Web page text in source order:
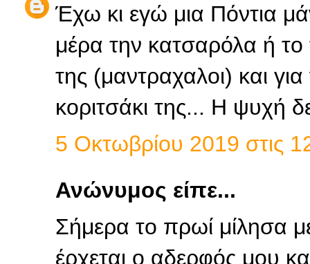
Έχω κι εγώ μια Πόντια
μέρα την κατσαρόλα ή το
της (μαντραχαλοι) και
κοριτσάκι της... Η ψυχή
5 Οκτωβρίου 2019 στις
Ανώνυμος είπε...
Σήμερα το πρωί μίλησα
έρχεται ο αδερφός μου